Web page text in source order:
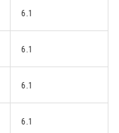
6.1
6.1
6.1
6.1